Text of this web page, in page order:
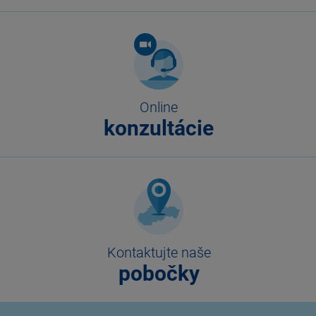
Online
konzultácie
Kontaktujte naše
pobočky